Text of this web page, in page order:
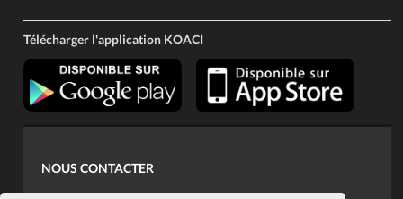
Télécharger l'application KOACI
NOUS CONTACTER